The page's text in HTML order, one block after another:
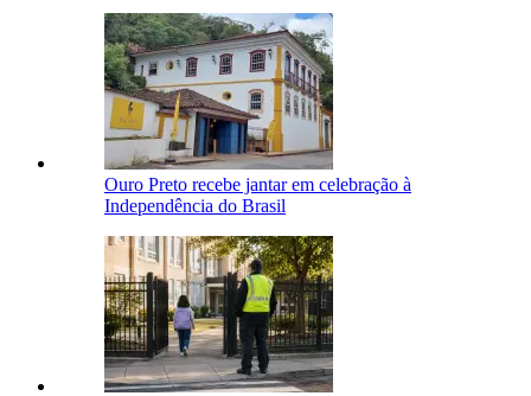
Ouro Preto recebe jantar em celebração à
Independência do Brasil